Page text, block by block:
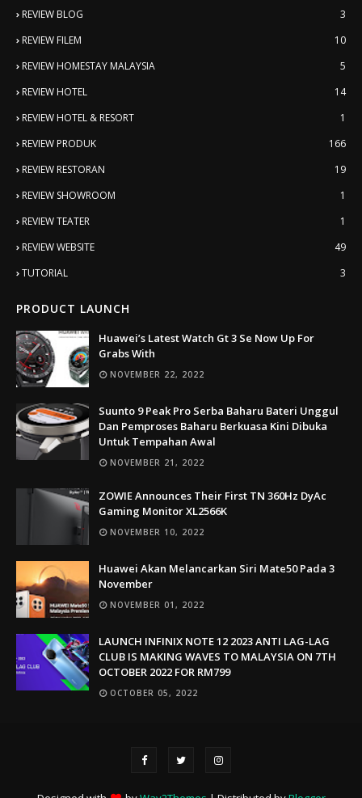
REVIEW BLOG
3
REVIEW FILEM
10
REVIEW HOMESTAY MALAYSIA
5
REVIEW HOTEL
14
REVIEW HOTEL & RESORT
1
REVIEW PRODUK
166
REVIEW RESTORAN
19
REVIEW SHOWROOM
1
REVIEW TEATER
1
REVIEW WEBSITE
49
TUTORIAL
3
PRODUCT LAUNCH
Huawei’s Latest Watch Gt 3 Se Now Up For
Grabs With
NOVEMBER 22, 2022
Suunto 9 Peak Pro Serba Baharu Bateri Unggul
Dan Pemproses Baharu Berkuasa Kini Dibuka
Untuk Tempahan Awal
NOVEMBER 21, 2022
ZOWIE Announces Their First TN 360Hz DyAc
Gaming Monitor XL2566K
NOVEMBER 10, 2022
Huawei Akan Melancarkan Siri Mate50 Pada 3
November
NOVEMBER 01, 2022
LAUNCH INFINIX NOTE 12 2023 ANTI LAG-LAG
CLUB IS MAKING WAVES TO MALAYSIA ON 7TH
OCTOBER 2022 FOR RM799
OCTOBER 05, 2022